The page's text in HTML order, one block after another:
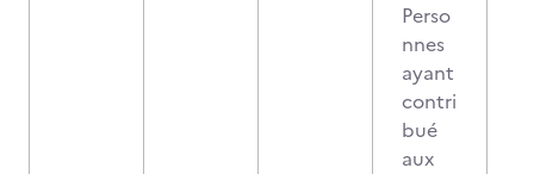
Perso
nnes
ayant
contri
bué
aux